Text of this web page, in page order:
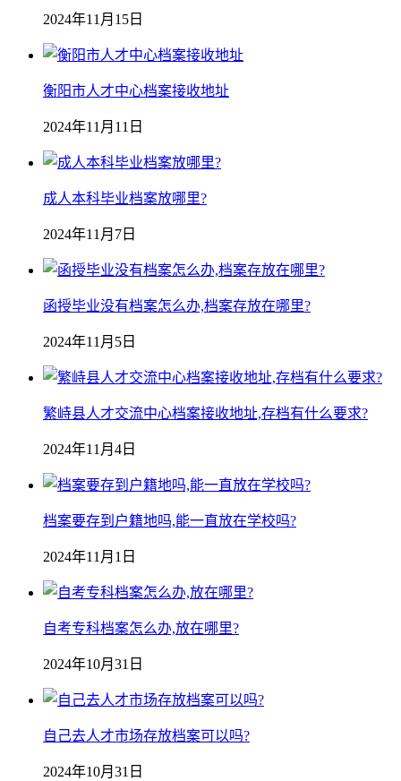
2024年11月15日
衡阳市人才中心档案接收地址
2024年11月11日
成人本科毕业档案放哪里?
2024年11月7日
函授毕业没有档案怎么办,档案存放在哪里?
2024年11月5日
繁峙县人才交流中心档案接收地址,存档有什么要求?
2024年11月4日
档案要存到户籍地吗,能一直放在学校吗?
2024年11月1日
自考专科档案怎么办,放在哪里?
2024年10月31日
自己去人才市场存放档案可以吗?
2024年10月31日